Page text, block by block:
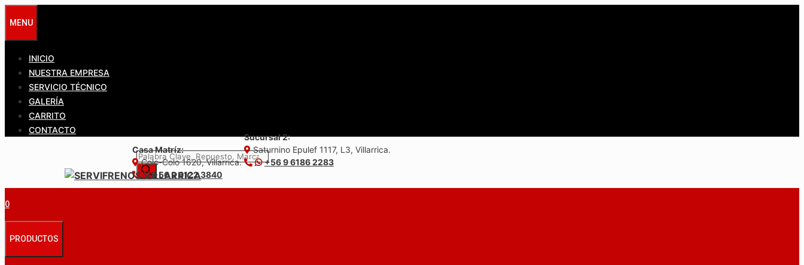
al
contenido
MENU
INICIO
NUESTRA EMPRESA
SERVICIO TÉCNICO
GALERÍA
CARRITO
CONTACTO
Búsqueda
de
productos
Casa Matríz:
Colo-Colo 1620, Villarrica.
+56 9 6122 3840
Sucursal 2:
Saturnino Epulef 1117, L3, Villarrica.
+56 9 6186 2283
0
PRODUCTOS